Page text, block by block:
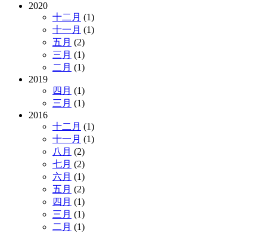
2020
十二月 (1)
十一月 (1)
五月 (2)
三月 (1)
二月 (1)
2019
四月 (1)
三月 (1)
2016
十二月 (1)
十一月 (1)
八月 (2)
七月 (2)
六月 (1)
五月 (2)
四月 (1)
三月 (1)
二月 (1)